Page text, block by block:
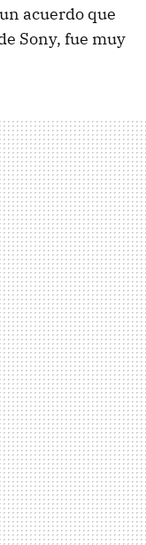
acuerdo que
Sony, fue muy